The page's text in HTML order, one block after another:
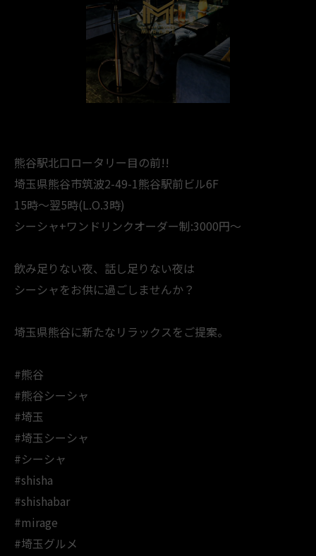
熊谷駅北口ロータリー目の前!!
埼玉県熊谷市筑波2-49-1熊谷駅前ビル6F
15時～翌5時(L.O.3時)
シーシャ+ワンドリンクオーダー制:3000円～
飲み足りない夜、話し足りない夜は
シーシャをお供に過ごしませんか？
埼玉県熊谷に新たなリラックスをご提案。
#熊谷
#熊谷シーシャ
#埼玉
#埼玉シーシャ
#シーシャ
#shisha
#shishabar
#mirage
#埼玉グルメ